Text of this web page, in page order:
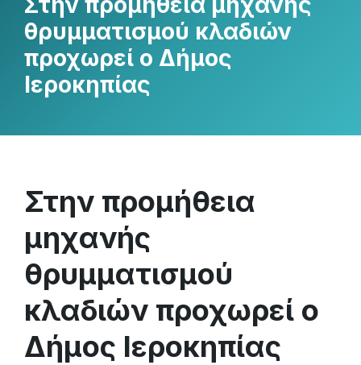
θρυμματισμού κλαδιών
προχωρεί ο Δήμος
Ιεροκηπίας
Στην προμήθεια
μηχανής
θρυμματισμού
κλαδιών προχωρεί ο
Δήμος Ιεροκηπίας